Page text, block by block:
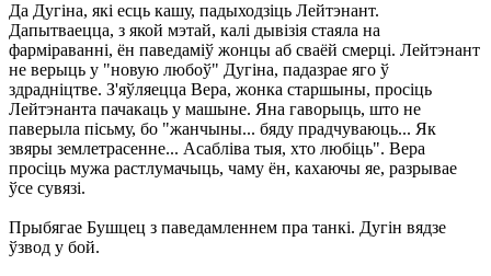
Да Дугіна, які есць кашу, падыходзіць Лейтэнант.
Дапытваецца, з якой мэтай, калі дывізія стаяла на
фарміраванні, ён паведаміў жонцы аб сваёй смерці. Лейтэнант
не верыць у "новую любоў" Дугіна, падазрае яго ў
здрадніцтве. З'яўляецца Вера, жонка старшыны, просіць
Лейтэнанта пачакаць у машыне. Яна гаворыць, што не
паверыла пісьму, бо "жанчыны... бяду прадчуваюць... Як
звяры землетрасенне... Асабліва тыя, хто любіць". Вера
просіць мужа растлумачыць, чаму ён, кахаючы яе, разрывае
ўсе сувязі.
Прыбягае Бушцец з паведамленнем пра танкі. Дугін вядзе
ўзвод у бой.